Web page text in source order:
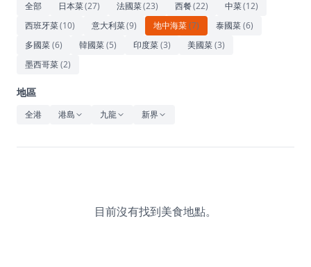
藝術文化
休閒
音樂
全部 日本菜(27) 法國菜(23) 西餐(22) 中菜(12)
西班牙菜(10) 意大利菜(9) 地中海菜(7) 泰國菜(6)
多國菜(6) 韓國菜(5) 印度菜(3) 美國菜(3)
墨西哥菜(2)
地區
全港 港島 九龍 新界
目前沒有找到美食地點。